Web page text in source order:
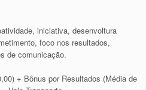
iniciativa, desenvoltura
foco nos resultados,
de comunicação.
+ Bônus por Resultados (Média de